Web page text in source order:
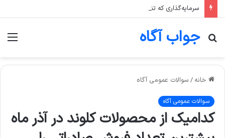
جواب آگاه
جستجو
خانه / سوالات عمومی آگاه
سوالات عمومی آگاه
کدامیک از محصولات کلوند در آذر ماه